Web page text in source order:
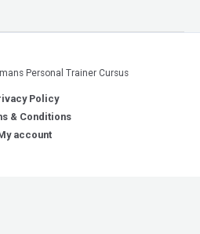
Personal Trainer Cursus
Policy
& Conditions
account